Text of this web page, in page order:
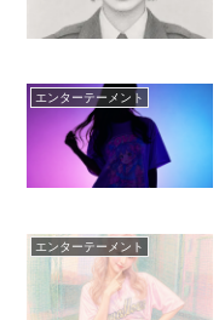
エンターテーメント
エンターテーメント